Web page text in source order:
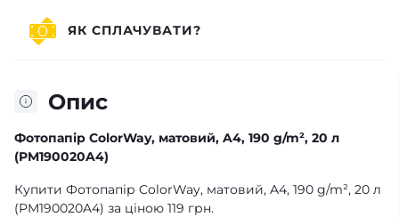
Опис
Фотопапір ColorWay, матовий, A4, 190 g/m², 20 л
(PM190020A4)
Купити Фотопапір ColorWay, матовий, A4, 190 g/m², 20 л
(PM190020A4) за ціною 119 грн.
ЯК СПЛАЧУВАТИ?